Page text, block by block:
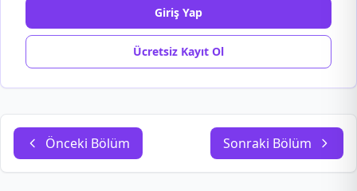
Giriş Yap
Ücretsiz Kayıt Ol
Önceki Bölüm Sonraki Bölüm